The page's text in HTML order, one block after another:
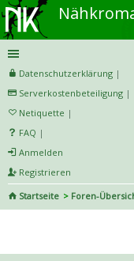
Datenschutzerklärung |
Serverkostenbeteiligung |
Netiquette |
FAQ |
Anmelden
Registrieren
Startseite
Foren-